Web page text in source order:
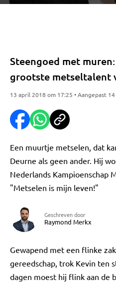
Steengoed met
grootste metseltalent
13 april 2018 om 17:25 • Aangepast
Een muurtje metselen, dat
Deurne als geen ander. Hij
Nederlands Kampioenschap
"Metselen is mijn leven!"
Geschreven door
Raymond Merkx
Gewapend met een flinke
gereedschap, trok Kevin ten
dagen moest hij flink aan de